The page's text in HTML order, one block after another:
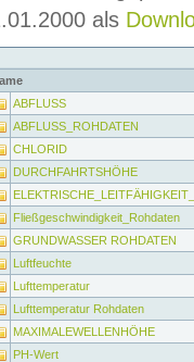
als
ABFLUSS
ABFLUSS_ROHDATEN
CHLORID
DURCHFAHRTSHÖHE
Fließgeschwindigkeit_Rohdaten
GRUNDWASSER ROHDATEN
Luftfeuchte
Lufttemperatur
Lufttemperatur Rohdaten
MAXIMALEWELLENHÖHE
PH-Wert